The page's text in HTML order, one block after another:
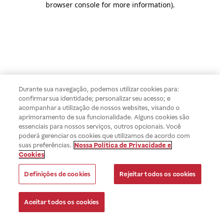
browser console for more information).
Durante sua navegação, podemos utilizar cookies para:
confirmar sua identidade; personalizar seu acesso; e
acompanhar a utilização de nossos websites, visando o
aprimoramento de sua funcionalidade. Alguns cookies são
essenciais para nossos serviços, outros opcionais. Você
poderá gerenciar os cookies que utilizamos de acordo com
suas preferências. Nossa Política de Privacidade e
Cookies
Definições de cookies Rejeitar todos os cookies
Aceitar todos os cookies